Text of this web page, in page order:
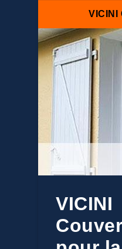
VICINI
VICINI